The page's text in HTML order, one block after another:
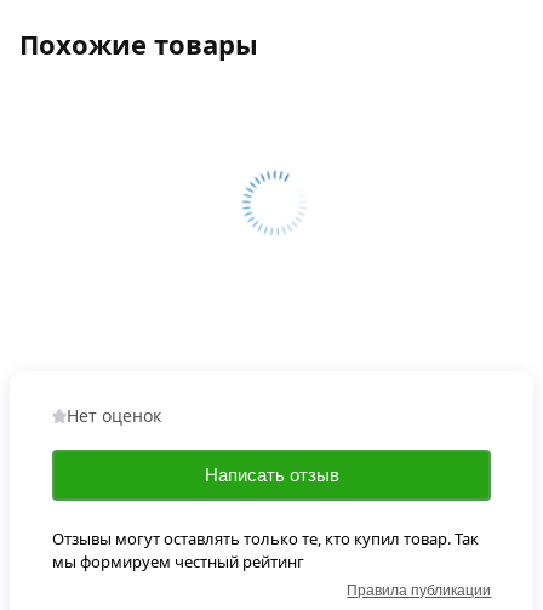
Похожие товары
Нет оценок
Написать отзыв
Отзывы могут оставлять только те, кто купил товар. Так
мы формируем честный рейтинг
Правила публикации